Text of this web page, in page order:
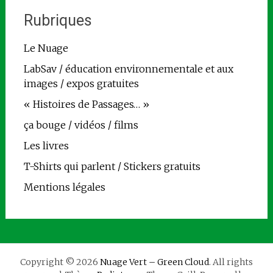
Rubriques
Le Nuage
LabSav / éducation environnementale et aux
images / expos gratuites
« Histoires de Passages… »
ça bouge / vidéos / films
Les livres
T-Shirts qui parlent / Stickers gratuits
Mentions légales
Copyright © 2026 Nuage Vert – Green Cloud. All rights